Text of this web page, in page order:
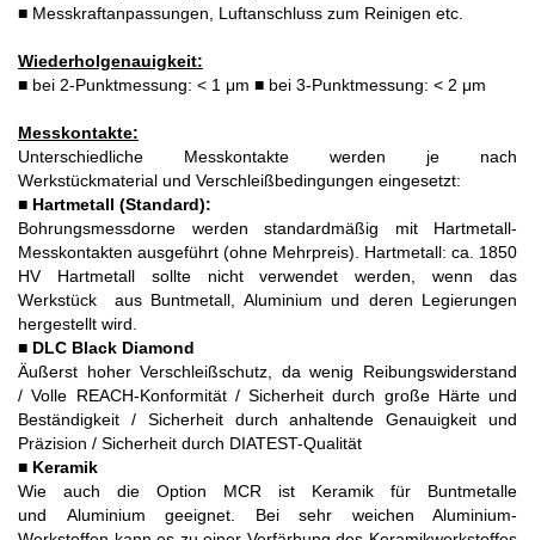
■ Messkraftanpassungen, Luftanschluss zum Reinigen etc.
Wiederholgenauigkeit:
■ bei 2-Punktmessung: < 1 μm ■ bei 3-Punktmessung: < 2 μm
Messkontakte:
Unterschiedliche Messkontakte werden je nach
Werkstückmaterial und Verschleißbedingungen eingesetzt:
■ Hartmetall (Standard):
Bohrungsmessdorne werden standardmäßig mit Hartmetall-
Messkontakten ausgeführt (ohne Mehrpreis). Hartmetall: ca. 1850
HV Hartmetall sollte nicht verwendet werden, wenn das
Werkstück aus Buntmetall, Aluminium und deren Legierungen
hergestellt wird.
■ DLC Black Diamond
Äußerst hoher Verschleißschutz, da wenig Reibungswiderstand
/ Volle REACH-Konformität / Sicherheit durch große Härte und
Beständigkeit / Sicherheit durch anhaltende Genauigkeit und
Präzision / Sicherheit durch DIATEST-Qualität
■ Keramik
Wie auch die Option MCR ist Keramik für Buntmetalle
und Aluminium geeignet. Bei sehr weichen Aluminium-